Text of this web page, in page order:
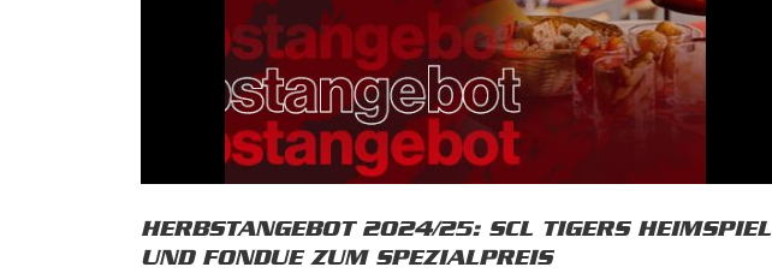
HERBSTANGEBOT 2024/25: SCL TIGERS HEIMSPIEL
UND FONDUE ZUM SPEZIALPREIS